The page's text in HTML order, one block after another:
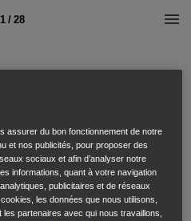
1 / 28
assurer du bon fonctionnement de notre
et nos publicités, pour proposer des
sociaux et afin d’analyser notre
informations, quant à votre navigation
publicitaires et de réseaux
les données que nous utilisons,
partenaires avec qui nous travaillons,